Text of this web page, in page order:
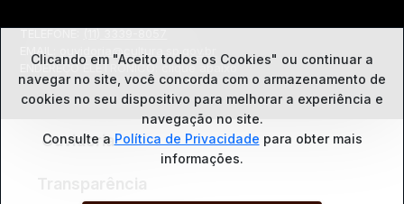
EMAIL:
ouvidoria@cultura.sp.gov.br
ENDEREÇO ELETRÔNICO: clique abaixo
Ouvidoria
Clicando em "Aceito todos os Cookies" ou continuar a
navegar no site, você concorda com o armazenamento de
cookies no seu dispositivo para melhorar a experiência e
navegação no site.
Consulte a Política de Privacidade para obter mais
informações.